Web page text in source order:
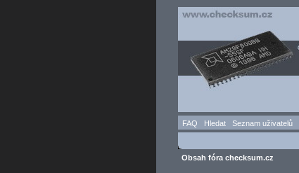
FAQ Hledat Seznam uživatelů
Obsah fóra checksum.cz